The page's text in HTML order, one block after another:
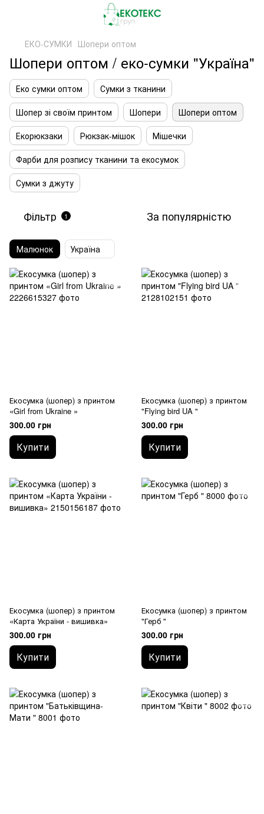
ЕКО-СУМКИ Шопери оптом
Шопери оптом / еко-сумки "Україна"
Еко сумки оптом
Сумки з тканини
Шопер зі своїм принтом
Шопери
Шопери оптом
Екорюкзаки
Рюкзак-мішок
Мішечки
Фарби для розпису тканини та екосумок
Сумки з джуту
Фільтр 1 За популярністю
Малюнок Україна
Екосумка (шопер) з принтом
«Girl from Ukraine »
300.00 грн
Купити
Екосумка (шопер) з принтом
"Flying bird UA "
300.00 грн
Купити
Екосумка (шопер) з принтом
«Карта України - вишивка»
300.00 грн
Купити
Екосумка (шопер) з принтом
"Герб "
300.00 грн
Купити